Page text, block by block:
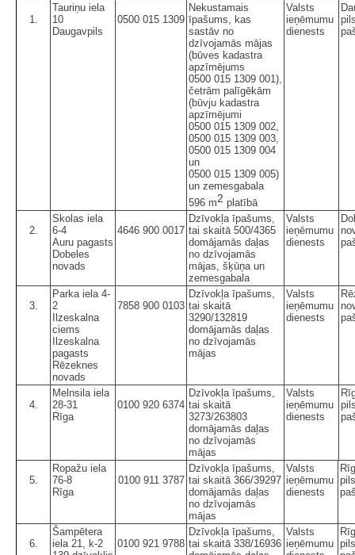
1.
Tauriņu iela
10
Daugavpils
0500 015 1309
Nekustamais
īpašums, kas
sastāv no
dzīvojamās mājas
(būves kadastra
apzīmējums
0500 015 1309 001),
četrām palīgēkām
(būvju kadastra
apzīmējumi
0500 015 1309 002,
0500 015 1309 003,
0500 015 1309 004
un
0500 015 1309 005)
un zemesgabala
596 m2 platībā
Valsts
ieņēmumu
dienests
2.
Skolas iela
6-4
Auru pagasts
Dobeles
novads
4646 900 0017
Dzīvokļa īpašums,
tai skaitā 500/4365
domājamās daļas
no dzīvojamās
mājas, šķūņa un
zemesgabala
Valsts
ieņēmumu
dienests
3.
Parka iela 4-
2
Ilzeskalna
ciems
Ilzeskalna
pagasts
Rēzeknes
novads
7858 900 0103
Dzīvokļa īpašums,
tai skaitā
3290/132819
domājamās daļas
no dzīvojamās
mājas
Valsts
ieņēmumu
dienests
4.
Melnsila iela
28-31
Rīga
0100 920 6374
Dzīvokļa īpašums,
tai skaitā
3273/263803
domājamās daļas
no dzīvojamās
mājas
Valsts
ieņēmumu
dienests
5.
Ropažu iela
76-8
Rīga
0100 911 3787
Dzīvokļa īpašums,
tai skaitā 366/39297
domājamās daļas
no dzīvojamās
mājas
Valsts
ieņēmumu
dienests
6.
Šampētera
iela 21, k-2
0100 921 9788
Dzīvokļa īpašums,
tai skaitā 338/16936
Valsts
ieņēmumu